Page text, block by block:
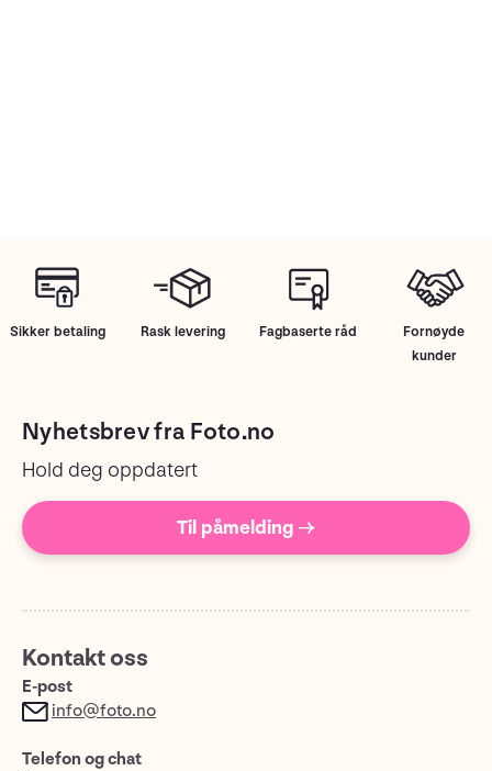
Sikker betaling Rask levering Fagbaserte råd
Fornøyde
kunder
Nyhetsbrev fra Foto.no
Hold deg oppdatert
Til påmelding →
Kontakt oss
E-post
info@foto.no
Telefon og chat